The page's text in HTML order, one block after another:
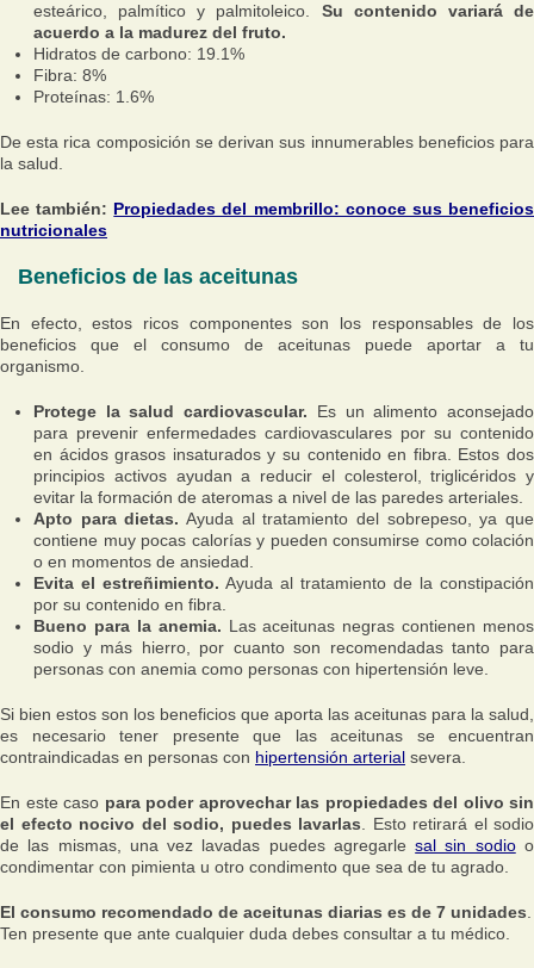
esteárico, palmítico y palmitoleico. Su contenido variará de
acuerdo a la madurez del fruto.
Hidratos de carbono: 19.1%
Fibra: 8%
Proteínas: 1.6%
De esta rica composición se derivan sus innumerables beneficios para
la salud.
Lee también: Propiedades del membrillo: conoce sus beneficios
nutricionales
Beneficios de las aceitunas
En efecto, estos ricos componentes son los responsables de los
beneficios que el consumo de aceitunas puede aportar a tu
organismo.
Protege la salud cardiovascular. Es un alimento aconsejado
para prevenir enfermedades cardiovasculares por su contenido
en ácidos grasos insaturados y su contenido en fibra. Estos dos
principios activos ayudan a reducir el colesterol, triglicéridos y
evitar la formación de ateromas a nivel de las paredes arteriales.
Apto para dietas. Ayuda al tratamiento del sobrepeso, ya que
contiene muy pocas calorías y pueden consumirse como colación
o en momentos de ansiedad.
Evita el estreñimiento. Ayuda al tratamiento de la constipación
por su contenido en fibra.
Bueno para la anemia. Las aceitunas negras contienen menos
sodio y más hierro, por cuanto son recomendadas tanto para
personas con anemia como personas con hipertensión leve.
Si bien estos son los beneficios que aporta las aceitunas para la salud,
es necesario tener presente que las aceitunas se encuentran
contraindicadas en personas con hipertensión arterial severa.
En este caso para poder aprovechar las propiedades del olivo sin
el efecto nocivo del sodio, puedes lavarlas . Esto retirará el sodio
de las mismas, una vez lavadas puedes agregarlesal sin sodioo
condimentar con pimienta u otro condimento que sea de tu agrado.
El consumo recomendado de aceitunas diarias es de 7 unidades
Ten presente que ante cualquier duda debes consultar a tu médico.